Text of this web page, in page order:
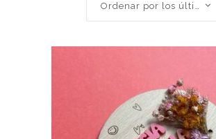
Ordenar por los últimos